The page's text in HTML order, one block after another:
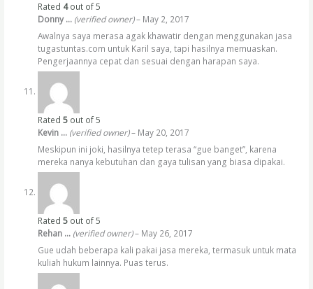
Rated 4out of 5
Donny … (verified owner) – May 2, 2017
Awalnya saya merasa agak khawatir dengan menggunakan jasa
tugastuntas.com untuk Karil saya, tapi hasilnya memuaskan.
Pengerjaannya cepat dan sesuai dengan harapan saya.
Rated 5out of 5
Kevin … (verified owner) – May 20, 2017
Meskipun ini joki, hasilnya tetep terasa “gue banget”, karena
mereka nanya kebutuhan dan gaya tulisan yang biasa dipakai.
Rated 5out of 5
Rehan … (verified owner) – May 26, 2017
Gue udah beberapa kali pakai jasa mereka, termasuk untuk mata
kuliah hukum lainnya. Puas terus.